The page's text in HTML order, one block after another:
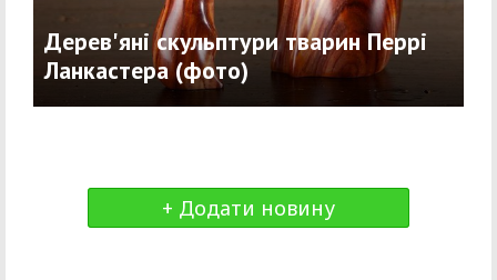
Дерев'яні скульптури тварин Перрі
Ланкастера (фото)
+ Додати новину